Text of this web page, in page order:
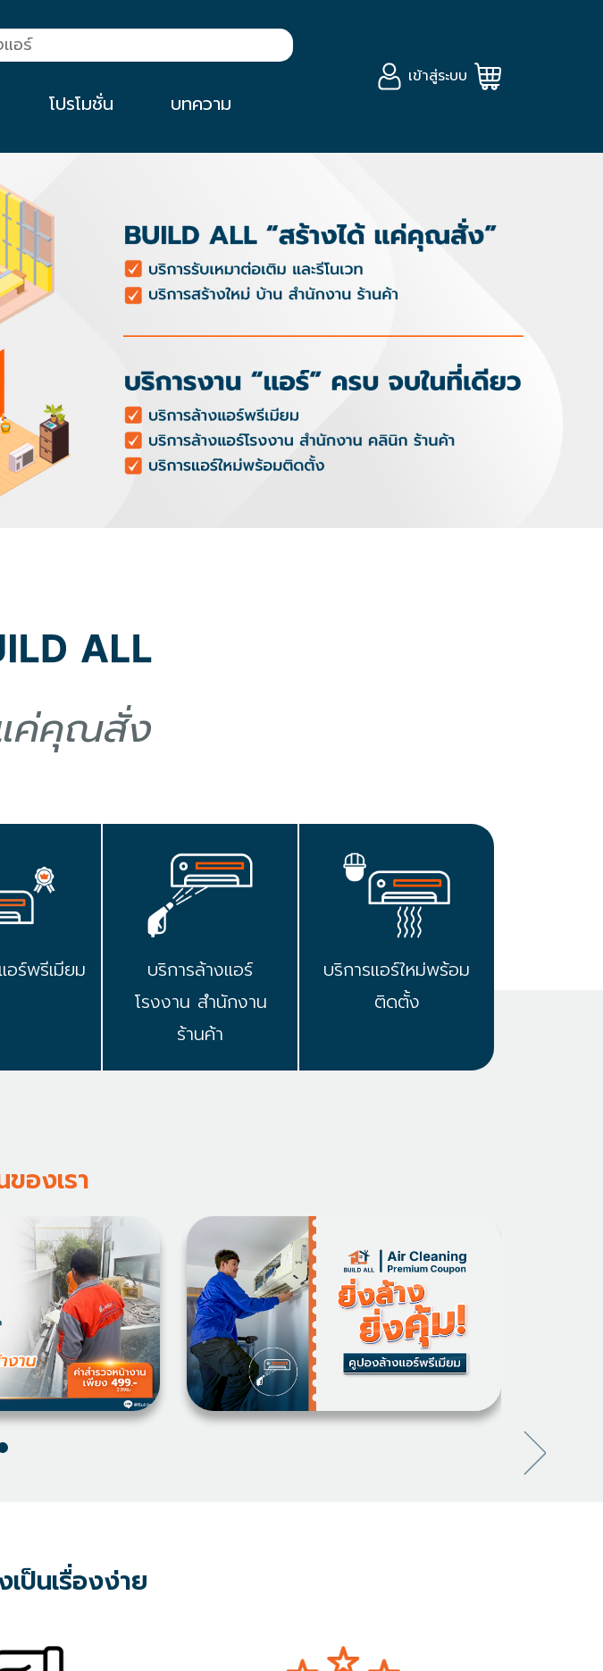
เข้าสู่ระบบ
โปรโมชั่น บทความ
ค่คุณสั่ง
อร์พรีเมียม
บริการล้างแอร์
โรงงาน สำนักงาน
ร้านค้า
บริการแอร์ใหม่พร้อม
ติดตั้ง
ของเรา
เป็นเรื่องง่าย